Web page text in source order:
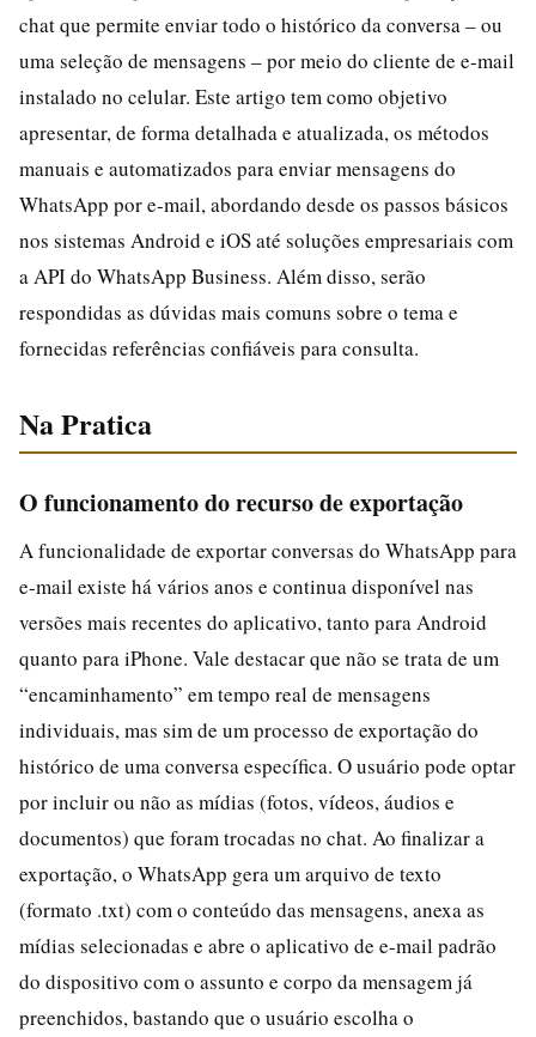
chat que permite enviar todo o histórico da conversa – ou
uma seleção de mensagens – por meio do cliente de e-mail
instalado no celular. Este artigo tem como objetivo
apresentar, de forma detalhada e atualizada, os métodos
manuais e automatizados para enviar mensagens do
WhatsApp por e-mail, abordando desde os passos básicos
nos sistemas Android e iOS até soluções empresariais com
a API do WhatsApp Business. Além disso, serão
respondidas as dúvidas mais comuns sobre o tema e
fornecidas referências confiáveis para consulta.
Na Pratica
O funcionamento do recurso de exportação
A funcionalidade de exportar conversas do WhatsApp para
e-mail existe há vários anos e continua disponível nas
versões mais recentes do aplicativo, tanto para Android
quanto para iPhone. Vale destacar que não se trata de um
“encaminhamento” em tempo real de mensagens
individuais, mas sim de um processo de exportação do
histórico de uma conversa específica. O usuário pode optar
por incluir ou não as mídias (fotos, vídeos, áudios e
documentos) que foram trocadas no chat. Ao finalizar a
exportação, o WhatsApp gera um arquivo de texto
(formato .txt) com o conteúdo das mensagens, anexa as
mídias selecionadas e abre o aplicativo de e-mail padrão
do dispositivo com o assunto e corpo da mensagem já
preenchidos, bastando que o usuário escolha o